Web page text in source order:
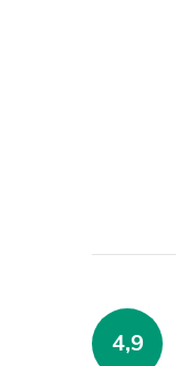
4,9